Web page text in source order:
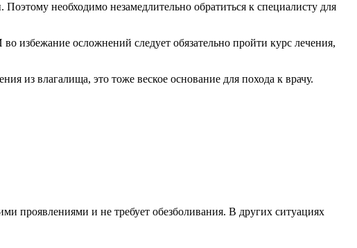
необходимо незамедлительно обратиться к специалисту для
избежание осложнений следует обязательно пройти курс лечения,
из влагалища, это тоже веское основание для похода к врачу.
проявлениями и не требует обезболивания. В других ситуациях